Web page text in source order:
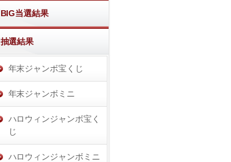
BIG当選結果
抽選結果
年末ジャンボ宝くじ
年末ジャンボミニ
ハロウィンジャンボ宝く
じ
ハロウィンジャンボミニ